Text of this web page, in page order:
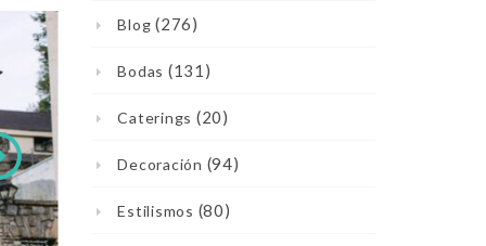
Blog (276)
Bodas (131)
Caterings (20)
Decoración (94)
Estilismos (80)